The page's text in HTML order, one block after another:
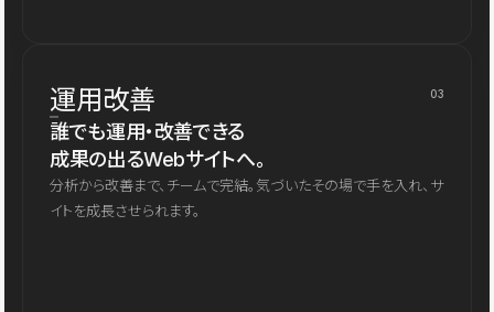
運用改善 03
誰でも運用・改善できる
成果の出るWebサイトへ。
分析から改善まで、チームで完結。気づいたその場で手を入れ、サ
イトを成長させられます。